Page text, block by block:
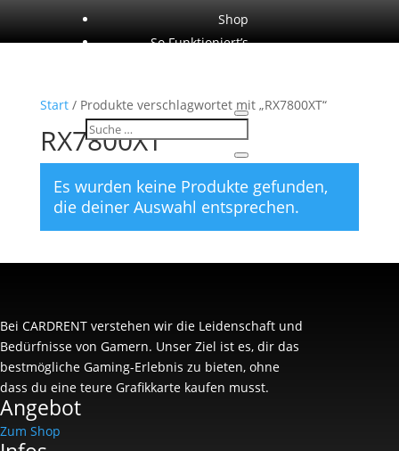
Shop
So Funktioniert’s
Start/ Produkte verschlagwortet mit „RX7800XT“
RX7800XT
Es wurden keine Produkte gefunden,
die deiner Auswahl entsprechen.
Bei CARDRENT verstehen wir die Leidenschaft und
Bedürfnisse von Gamern. Unser Ziel ist es, dir das
bestmögliche Gaming-Erlebnis zu bieten, ohne
dass du eine teure Grafikkarte kaufen musst.
Angebot
Zum Shop